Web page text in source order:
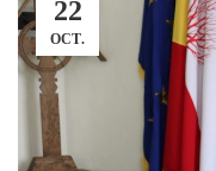
22
OCT.